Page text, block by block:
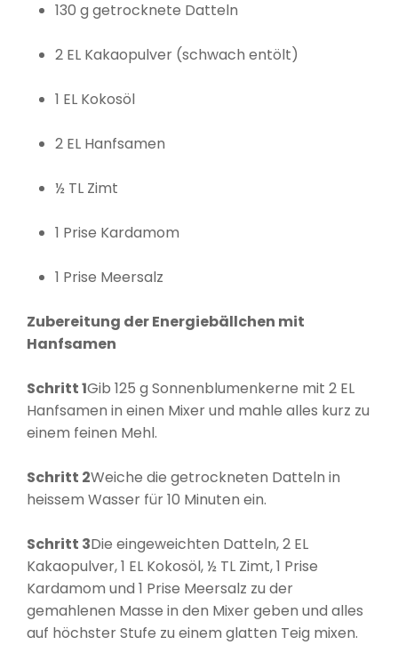
130 g getrocknete Datteln
2 EL Kakaopulver (schwach entölt)
1 EL Kokosöl
2 EL Hanfsamen
½ TL Zimt
1 Prise Kardamom
1 Prise Meersalz
Zubereitung der Energiebällchen mit
Hanfsamen
Schritt 1Gib 125 g Sonnenblumenkerne mit 2 EL
Hanfsamen in einen Mixer und mahle alles kurz zu
einem feinen Mehl.
Schritt 2Weiche die getrockneten Datteln in
heissem Wasser für 10 Minuten ein.
Schritt 3Die eingeweichten Datteln, 2 EL
Kakaopulver, 1 EL Kokosöl, ½ TL Zimt, 1 Prise
Kardamom und 1 Prise Meersalz zu der
gemahlenen Masse in den Mixer geben und alles
auf höchster Stufe zu einem glatten Teig mixen.